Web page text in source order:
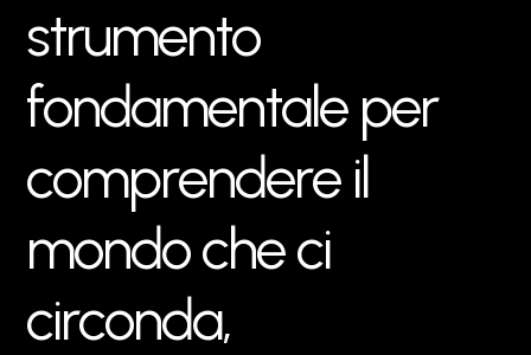
strumento
fondamentale per
comprendere il
mondocheci
circonda,